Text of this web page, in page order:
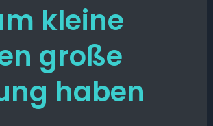
kleine
große
haben